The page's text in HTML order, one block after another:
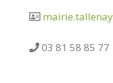
03 81 58 85 77